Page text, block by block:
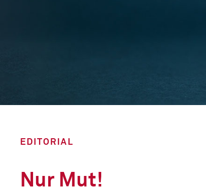
EDITORIAL
Nur Mut!